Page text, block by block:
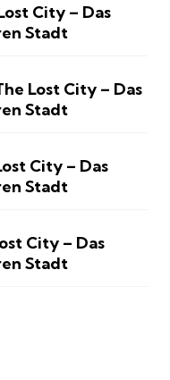
City – Das
Stadt
Lost City – Das
Stadt
City – Das
Stadt
City – Das
Stadt